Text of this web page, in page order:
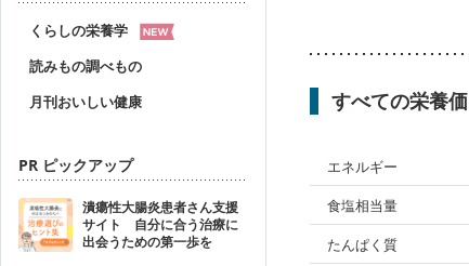
くらしの栄養学
読みもの調べもの
月刊おいしい健康
PR ピックアップ
潰瘍性大腸炎患者さん支援
サイト 自分に合う治療に
出会うための第一歩を
すべての栄養価
エネルギー
食塩相当量
たんぱく質